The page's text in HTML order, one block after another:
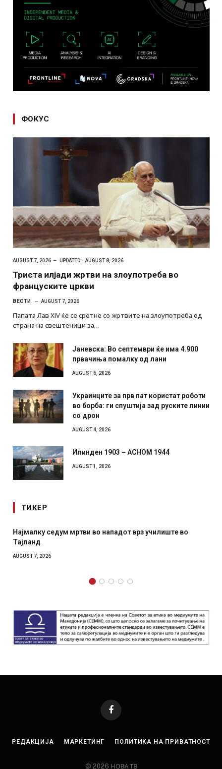
ФОКУС
AUGUST 7, 2026 UPDATED: AUGUST 8, 2026
Триста илјади жртви на злоупотреба во
француските цркви
ВЕСТИ AUGUST 7, 2026
Папата Лав XIV ќе се сретне со жртвите на злоупотреба од
страна на свештеници за…
Јаневска: Во септември ќе има 4.900
првачиња помалку од лани
AUGUST 6, 2026
Украинците за прв пат користат роботи
во борба: ги спуштија зад руските линии
со дрон
AUGUST 4, 2026
Илинден 1903 – АСНОМ 1944
AUGUST 1, 2026
ТИКЕР
училиште во
СОЗИС: Украинците повеќе им
Facebook
РЕДАКЦИЈА МАРКЕТИНГ ПОЛИТИКА НА ПРИВАТНОСТ
© 2026 НОВА ТВ